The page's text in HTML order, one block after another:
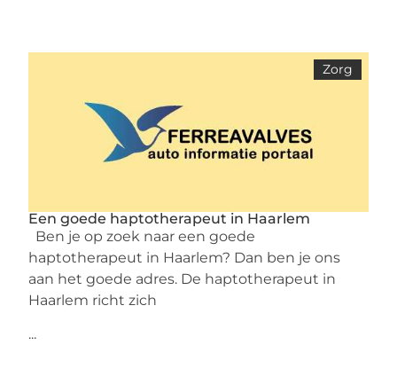
Zorg
Een goede haptotherapeut in Haarlem
Ben je op zoek naar een goede
haptotherapeut in Haarlem? Dan ben je ons
aan het goede adres. De haptotherapeut in
Haarlem richt zich
...